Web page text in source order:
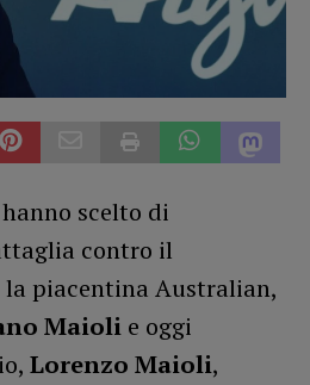
scelto di
contro il
la piacentina Australian,
Maioli e oggi
Lorenzo Maioli,